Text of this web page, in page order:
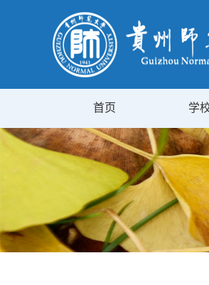
首页 学